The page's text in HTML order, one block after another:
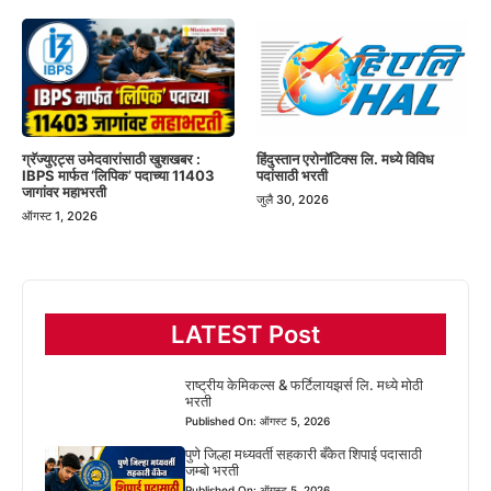
ग्रॅज्युएट्स उमेदवारांसाठी खुशखबर :
IBPS मार्फत ‘लिपिक’ पदाच्या 11403
जागांवर महाभरती
ऑगस्ट 1, 2026
हिंदुस्तान एरोनॉटिक्स लि. मध्ये विविध
पदांसाठी भरती
जुलै 30, 2026
LATEST Post
राष्ट्रीय केमिकल्स & फर्टिलायझर्स लि. मध्ये मोठी
भरती
Published On: ऑगस्ट 5, 2026
पुणे जिल्हा मध्यवर्ती सहकारी बँकेत शिपाई पदासाठी
जम्बो भरती